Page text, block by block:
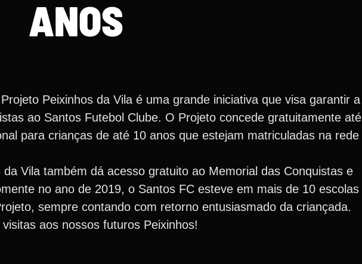
ANOS
Peixinhos da Vila é uma grande iniciativa que visa garantir a
ao Santos Futebol Clube. O Projeto concede gratuitamente até
para crianças de até 10 anos que estejam matriculadas na rede
Vila também dá acesso gratuito ao Memorial das Conquistas e
no ano de 2019, o Santos FC esteve em mais de 10 escolas
sempre contando com retorno entusiasmado da criançada.
aos nossos futuros Peixinhos!